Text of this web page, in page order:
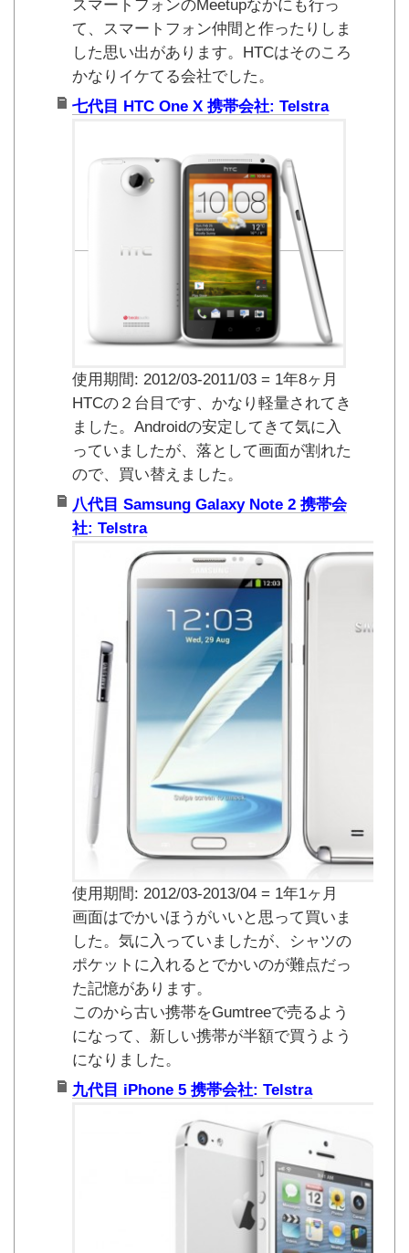
スマートフォンのMeetupなかにも行っ
て、スマートフォン仲間と作ったりしま
した思い出があります。HTCはそのころ
かなりイケてる会社でした。
七代目 HTC One X 携帯会社: Telstra
使用期間: 2012/03-2011/03 = 1年8ヶ月
HTCの２台目です、かなり軽量されてき
ました。Androidの安定してきて気に入
っていましたが、落として画面が割れた
ので、買い替えました。
八代目 Samsung Galaxy Note 2 携帯会
社: Telstra
使用期間: 2012/03-2013/04 = 1年1ヶ月
画面はでかいほうがいいと思って買いま
した。気に入っていましたが、シャツの
ポケットに入れるとでかいのが難点だっ
た記憶があります。
このから古い携帯をGumtreeで売るよう
になって、新しい携帯が半額で買うよう
になりました。
九代目 iPhone 5 携帯会社: Telstra